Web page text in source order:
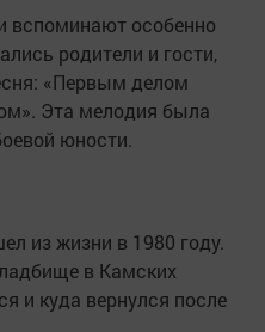
вспоминают особенно
родители и гости,
«Первым делом
Эта мелодия была
юности.
из жизни в 1980 году.
в Камских
и куда вернулся после